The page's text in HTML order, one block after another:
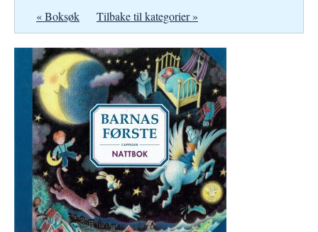
« Boksøk Tilbake til kategorier »